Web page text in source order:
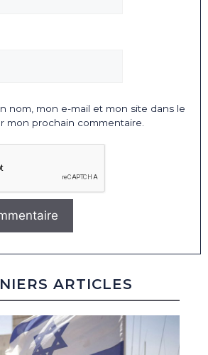
nom, mon e-mail et mon site dans le
mon prochain commentaire.
ARTICLES